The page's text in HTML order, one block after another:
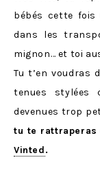
bébés cette
dans les
mignon… et toi
Tu t’en voudras
tenues stylées
devenues trop
tu te rattraperas
Vinted.